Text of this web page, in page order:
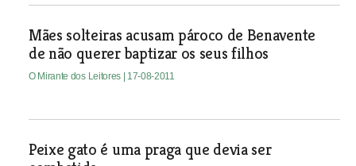
Mães solteiras acusam pároco de Benavente
de não querer baptizar os seus filhos
O Mirante dos Leitores | 17-08-2011
Peixe gato é uma praga que devia ser